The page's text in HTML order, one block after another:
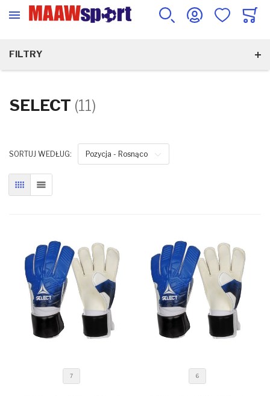
SELECT (11)
SORTUJ WEDŁUG: Pozycja - Rosnąco
SIATKALISTA
7 6
FILTRY